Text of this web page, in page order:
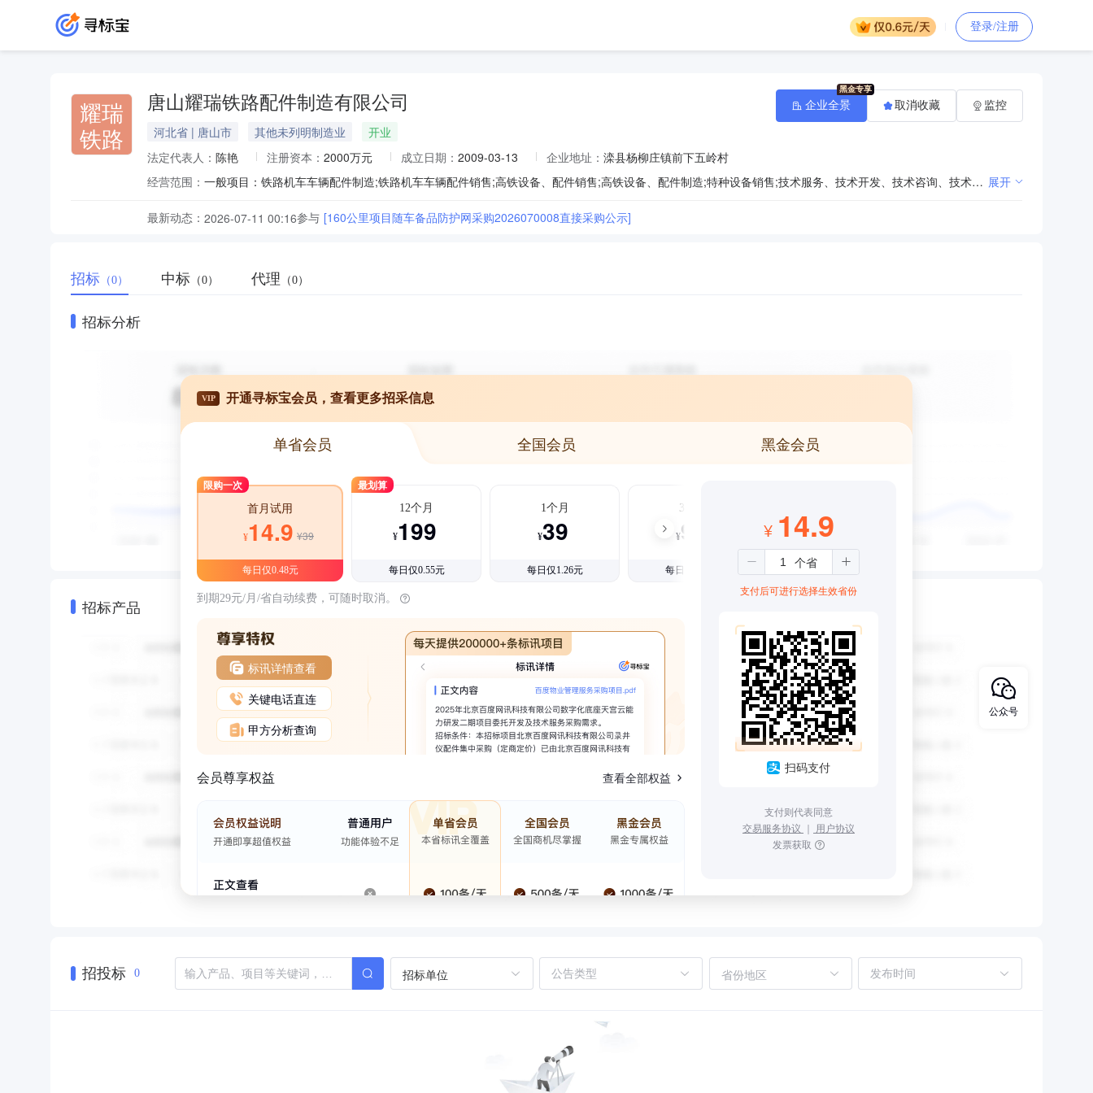
登录/注册
耀瑞
铁路
唐山耀瑞铁路配件制造有限公司
河北省 | 唐山市 其他未列明制造业
开业
法定代表人： 陈艳 注册资本： 2000万元 成立日期： 2009-03-13 企业地址： 滦县杨柳庄镇前下五岭村
经营范围：
一般项目：铁路机车车辆配件制造;铁路机车车辆配件销售;高铁设备、配件销售;高铁设备、配件制造;特种设备销售;技术服务、技术开发、技术咨询、技术交流、技术转让、技术推广（除依法须经批准的项目外，凭营业执照依法自主开展经营活动）许可项目：特种设备制造;特种设备安装改造修理;铁路机车车辆制造;铁路机车车辆维修（依法须经批准的项目，经相关部门批准后方可开展经营活动，具体经营项目以批准文件或许可证件为准） 展开
最新动态： 2026-07-11 00:16参与 [160公里项目随车备品防护网采购2026070008直接采购公示]
企业全景 取消收藏 监控
招标 （0） 中标 （0） 代理 （0）
招标分析
招标产品
VIP 开通寻标宝会员，查看更多招采信息
单省会员 全国会员 黑金会员
限购一次
首月试用
¥14.9 ¥39
每日仅0.48元
最划算
12个月
¥199
每日仅0.55元
1个月
¥39
每日仅1.26元
3个月
¥99
每日仅1.08元
到期29元/月/省自动续费，可随时取消。
标讯详情查看
关键电话直连
甲方分析查询
会员尊享权益 查看全部权益
¥ 14.9
支付后可进行选择生效省份
扫码支付
支付则代表同意
交易服务协议 ｜ 用户协议
发票获取
招投标 0 招标单位 省份地区
公众号